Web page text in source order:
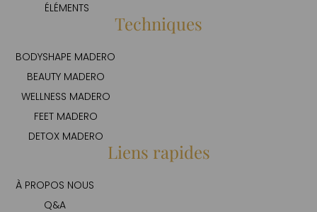
ÉLÉMENTS
Techniques
BODYSHAPE MADERO
BEAUTY MADERO
WELLNESS MADERO
FEET MADERO
DETOX MADERO
Liens rapides
À PROPOS NOUS
Q&A